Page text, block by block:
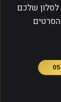
לסלון שלכם